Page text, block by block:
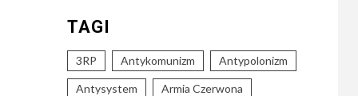
TAGI
3RP Antykomunizm Antypolonizm
Antysystem Armia Czerwona